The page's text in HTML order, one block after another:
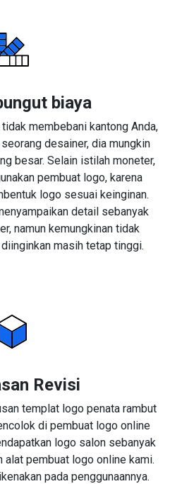
biaya
tidak membebani kantong Anda,
desainer, dia mungkin
besar. Selain istilah moneter,
pembuat logo, karena
logo sesuai keinginan.
detail sebanyak
namun kemungkinan tidak
masih tetap tinggi.
Revisi
templat logo penata rambut
di pembuat logo online
logo salon sebanyak
alat pembuat logo online kami.
pada penggunaannya.